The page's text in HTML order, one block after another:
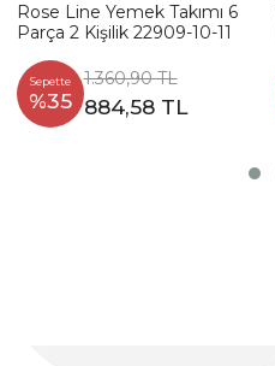
Rose Line Yemek Takımı 6
Parça 2 Kişilik 22909-10-11
Sepette
%35
1.360,90 TL
884,58 TL